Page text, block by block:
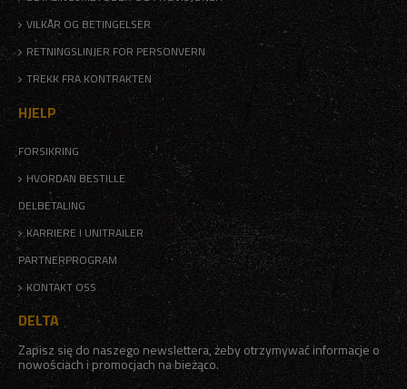
VILKÅR OG BETINGELSER
RETNINGSLINJER FOR PERSONVERN
TREKK FRA KONTRAKTEN
HJELP
FORSIKRING
HVORDAN BESTILLE
DELBETALING
KARRIERE I UNITRAILER
PARTNERPROGRAM
KONTAKT OSS
DELTA
Zapisz się do naszego newslettera, żeby otrzymywać informacje o
nowościach i promocjach na bieżąco.